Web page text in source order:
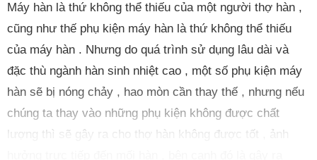
Máy hàn là thứ không thể thiếu của một người thợ hàn ,
cũng như thế phụ kiện máy hàn là thứ không thể thiếu
của máy hàn . Nhưng do quá trình sử dụng lâu dài và
đặc thù ngành hàn sinh nhiệt cao , một số phụ kiện máy
hàn sẽ bị nóng chảy , hao mòn cần thay thế , nhưng nếu
chúng ta thay vào những phụ kiện không được chất
lượng thì sẽ gây ra cho thợ hàn không được tốt , ảnh